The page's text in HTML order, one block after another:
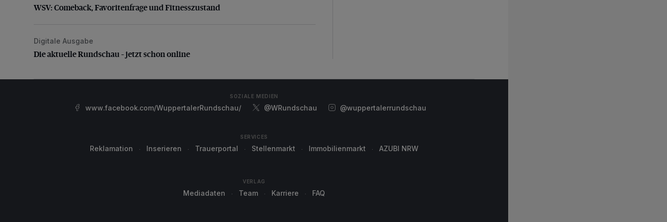
WSV: Comeback, Favoritenfrage und Fitnesszustand
Die aktuelle Rundschau – jetzt schon online
Digitale Ausgabe
Die aktuelle Rundschau – jetzt schon online
SOZIALE MEDIEN
www.facebook.com/WuppertalerRundschau/ @WRundschau @wuppertalerrundschau
SERVICES
Reklamation Inserieren Trauerportal Stellenmarkt Immobilienmarkt AZUBI NRW
VERLAG
Mediadaten Team Karriere FAQ